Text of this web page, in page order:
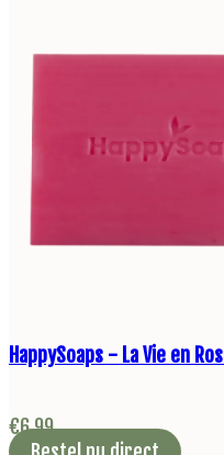
HappySoaps - La Vie en
€6,99